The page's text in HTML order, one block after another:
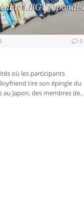
0
où les participants
tire son épingle du
au Japon, des membres